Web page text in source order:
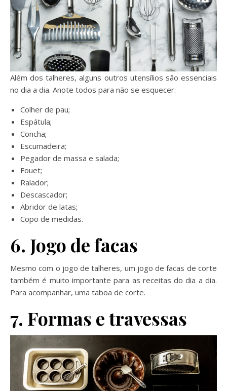
Além dos talheres, alguns outros utensílios são essenciais
no dia a dia. Anote todos para não se esquecer:
Colher de pau;
Espátula;
Concha;
Escumadeira;
Pegador de massa e salada;
Fouet;
Ralador;
Descascador;
Abridor de latas;
Copo de medidas.
6. Jogo de facas
Mesmo com o jogo de talheres, um jogo de facas de corte
também é muito importante para as receitas do dia a dia.
Para acompanhar, uma taboa de corte.
7. Formas e travessas